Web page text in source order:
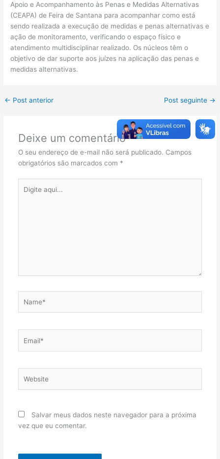
Apoio e Acompanhamento às Penas e Medidas Alternativas
(CEAPA) de Feira de Santana para acompanhar como está
sendo realizada a execução de medidas e penas alternativas e
ação de monitoramento, verificando o espaço físico e
atendimento multidisciplinar realizado. Os núcleos têm o
objetivo de dar suporte aos juízes na aplicação das penas e
medidas alternativas.
← Post anterior Post seguinte →
Deixe um comentário
O seu endereço de e-mail não será publicado. Campos
obrigatórios são marcados com *
aqui...
Salvar meus dados neste navegador para a próxima
vez que eu comentar.